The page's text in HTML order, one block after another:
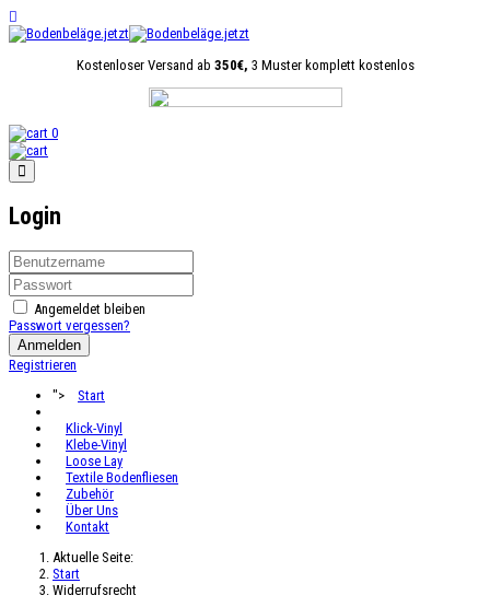
Kostenloser Versand ab 350€, 3 Muster komplett kostenlos
0
Login
Angemeldet bleiben
Passwort vergessen?
Anmelden
Registrieren
">
Start
Klick-Vinyl
Klebe-Vinyl
Loose Lay
Textile Bodenfliesen
Zubehör
Über Uns
Kontakt
Aktuelle Seite:
Start
Widerrufsrecht